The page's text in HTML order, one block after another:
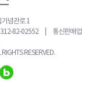
기념관로 1
312-82-02552 | 통신판매업
RESERVED.